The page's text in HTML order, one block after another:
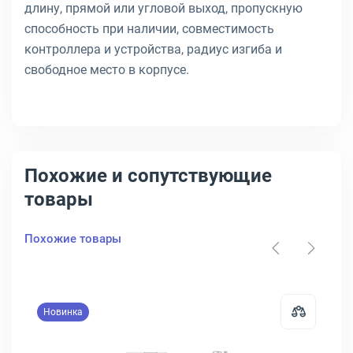
длину, прямой или угловой выход, пропускную
способность при наличии, совместимость
контроллера и устройства, радиус изгиба и
свободное место в корпусе.
Похожие и сопутствующие
товары
Похожие товары
Новинка